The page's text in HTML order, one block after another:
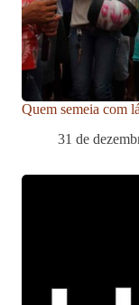
Quem semeia com
31 de